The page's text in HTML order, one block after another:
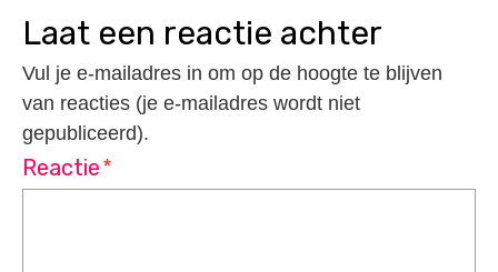
laat een reactie achter
Vul je e-mailadres in om op de hoogte te blijven
van reacties (je e-mailadres wordt niet
gepubliceerd).
Reactie*